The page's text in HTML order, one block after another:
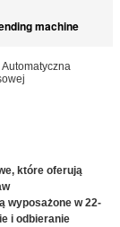
machine
które oferują
wyposażone w 22-
i odbieranie